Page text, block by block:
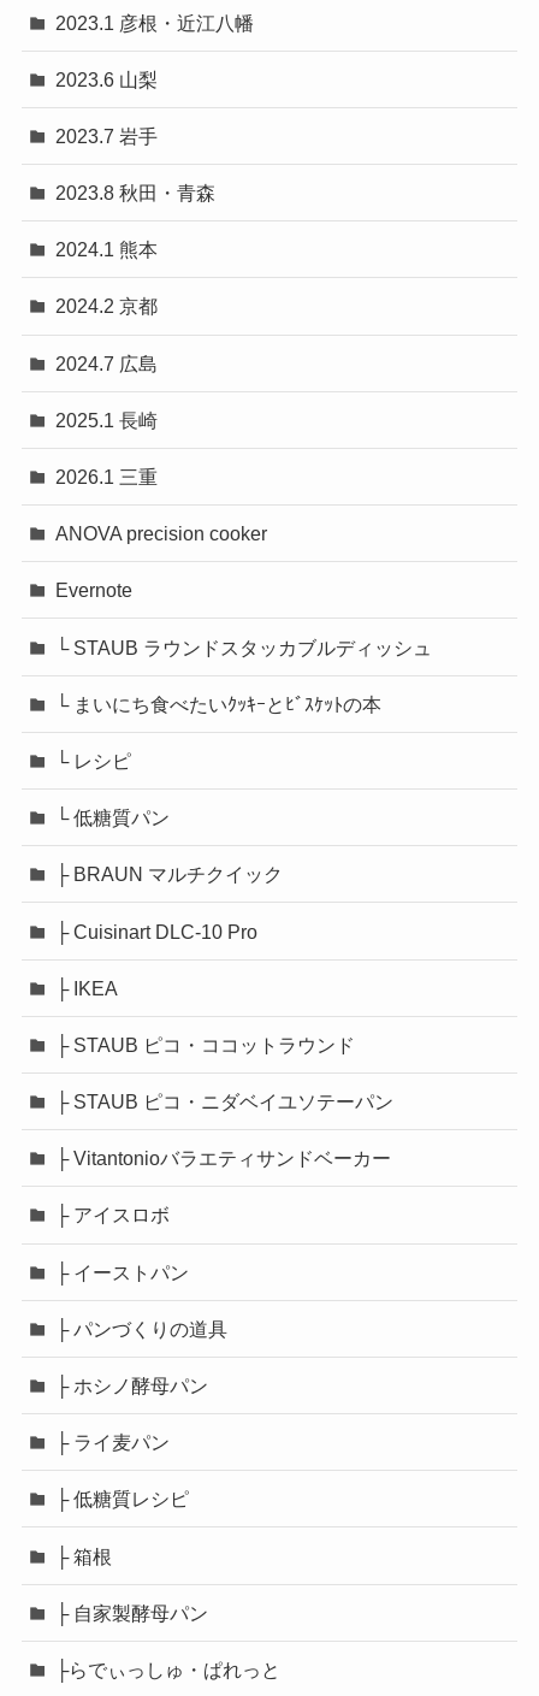
2023.1 彦根・近江八幡
2023.6 山梨
2023.7 岩手
2023.8 秋田・青森
2024.1 熊本
2024.2 京都
2024.7 広島
2025.1 長崎
2026.1 三重
ANOVA precision cooker
Evernote
└ STAUB ラウンドスタッカブルディッシュ
└ まいにち食べたいｸｯｷｰとﾋﾞｽｹｯﾄの本
└ レシピ
└ 低糖質パン
├ BRAUN マルチクイック
├ Cuisinart DLC-10 Pro
├ IKEA
├ STAUB ピコ・ココットラウンド
├ STAUB ピコ・ニダベイユソテーパン
├ Vitantonioバラエティサンドベーカー
├ アイスロボ
├ イーストパン
├ パンづくりの道具
├ ホシノ酵母パン
├ ライ麦パン
├ 低糖質レシピ
├ 箱根
├ 自家製酵母パン
├らでぃっしゅ・ぱれっと